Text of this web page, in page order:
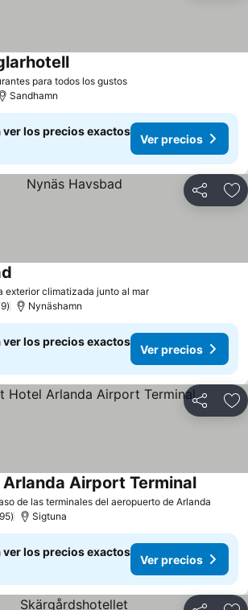
para todos los gustosVer precios
Ver precios
Sandhamn
ver los precios exactos
Ver precios
Compartir
exterior climatizada junto al marVer precios
Nynäshamn
ver los precios exactos
Ver precios
Compartir
de las terminales del aeropuerto de Arlanda
Airport TerminalVer
Sigtuna
ver los precios exactos
Ver precios